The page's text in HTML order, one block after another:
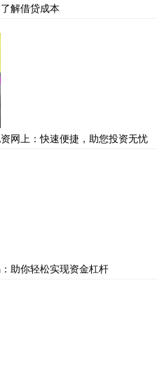
解借贷成本
网上：快速便捷，助您投资无忧
助你轻松实现资金杠杆